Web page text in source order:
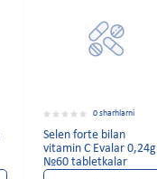
0 sharhlarni
Selen forte bilan
vitamin C Evalar 0,24g
№60 tabletkalar